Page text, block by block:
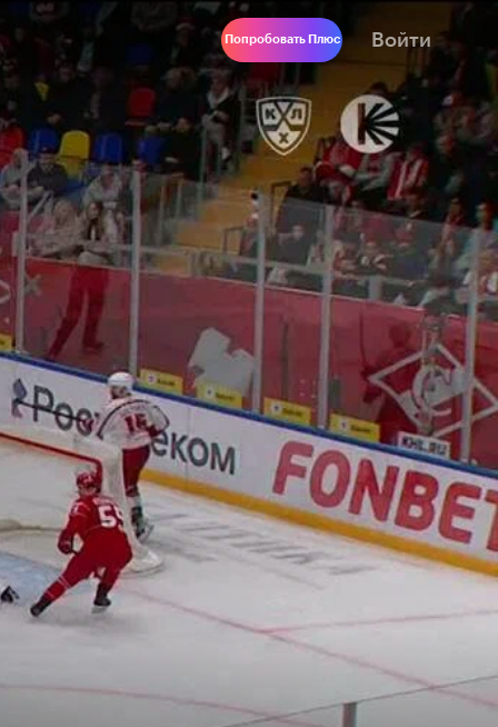
Попробовать Плюс Войти